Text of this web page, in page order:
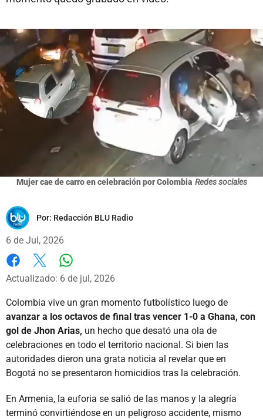
Mujer cae de carro en celebración por Colombia Redes sociales
Por: Redacción BLU Radio
6 de Jul, 2026
Facebook
X
Actualizado: 6 de jul, 2026
Colombia vive un gran momento futbolístico luego de
avanzar a los octavos de final tras vencer 1-0 a Ghana, con
gol de Jhon Arias, un hecho que desató una ola de
celebraciones en todo el territorio nacional. Si bien las
autoridades dieron una grata noticia al revelar que en
Bogotá no se presentaron homicidios tras la celebración.
En Armenia, la euforia se salió de las manos y la alegría
terminó convirtiéndose en un peligroso accidente, mismo